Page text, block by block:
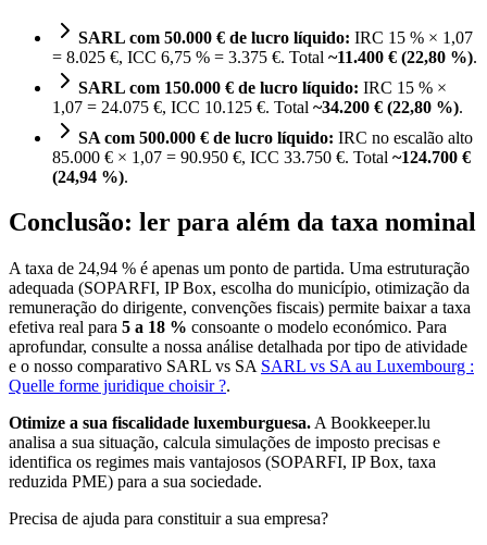
SARL com 50.000 € de lucro líquido: IRC 15 % × 1,07
= 8.025 €, ICC 6,75 % = 3.375 €. Total ~11.400 € (22,80 %).
SARL com 150.000 € de lucro líquido: IRC 15 % ×
1,07 = 24.075 €, ICC 10.125 €. Total ~34.200 € (22,80 %).
SA com 500.000 € de lucro líquido: IRC no escalão alto
85.000 € × 1,07 = 90.950 €, ICC 33.750 €. Total ~124.700 €
(24,94 %).
Conclusão: ler para além da taxa nominal
A taxa de 24,94 % é apenas um ponto de partida. Uma estruturação
adequada (SOPARFI, IP Box, escolha do município, otimização da
remuneração do dirigente, convenções fiscais) permite baixar a taxa
efetiva real para 5 a 18 % consoante o modelo económico. Para
aprofundar, consulte a nossa análise detalhada por tipo de atividade
e o nosso comparativo SARL vs SA SARL vs SA au Luxembourg :
Quelle forme juridique choisir ?.
Otimize a sua fiscalidade luxemburguesa. A Bookkeeper.lu
analisa a sua situação, calcula simulações de imposto precisas e
identifica os regimes mais vantajosos (SOPARFI, IP Box, taxa
reduzida PME) para a sua sociedade.
Precisa de ajuda para constituir a sua empresa?